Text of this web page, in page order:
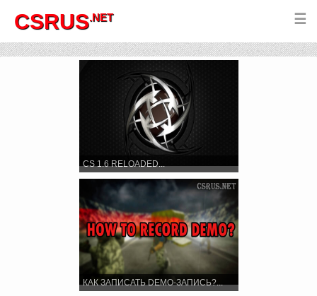
CSRUS.NET ☰
CS 1.6 RELOADED...
КАК ЗАПИСАТЬ DEMO-ЗАПИСЬ?...